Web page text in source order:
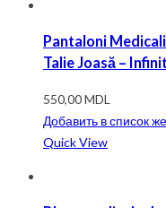
Pantaloni
Talie Joasă –
550,00MDL
Добавить в список
Quick View